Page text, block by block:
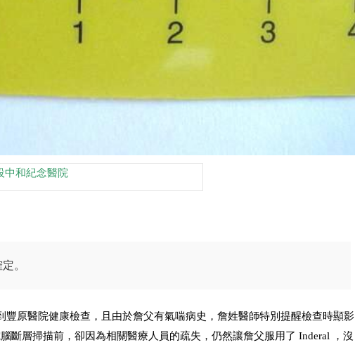
中和紀念醫院
。
原醫院健康檢查，且由於詹父有氣喘病史，詹姓醫師特別提醒檢查時顯影
斷層掃描前，卻因為相關醫療人員的疏失，仍然讓詹父服用了 Inderal ，沒